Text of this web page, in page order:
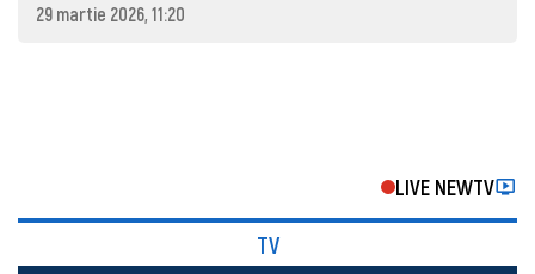
29 martie 2026, 11:20
LIVE NEWTV
TV